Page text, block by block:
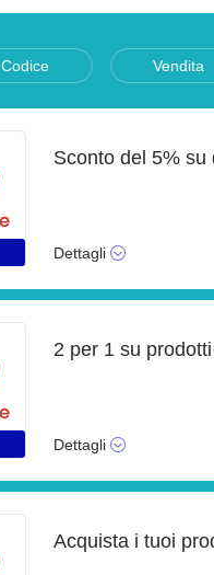
Codice Vendita
Sconto del 5%
Dettagli
2 per 1 su
Dettagli
Acquista i tuoi